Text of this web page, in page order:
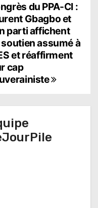
du PPA-CI :
Gbagbo et
parti affichent
assumé à
et réaffirment
cap